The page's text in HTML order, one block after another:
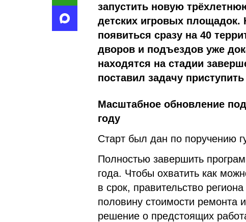
запустить новую
детских игровых
появиться сразу на 40
дворов и подъездов уже
находятся на стадии
поставил задачу
Масштабное обновление
году
Старт был дан по поручению
Полностью завершить
года. Чтобы охватить как
в срок, правительство
половину стоимости ремонта
решение о предстоящих